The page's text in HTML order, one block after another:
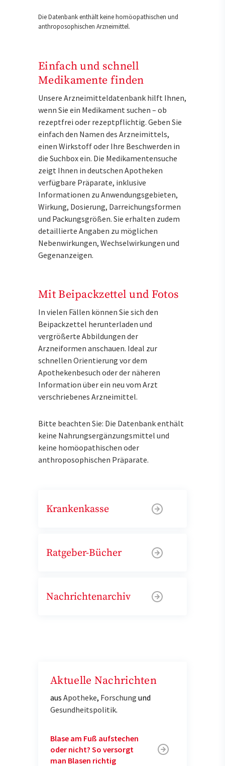
Die Datenbank enthält keine homöopathischen und
anthroposophischen Arzneimittel.
Einfach und schnell
Medikamente finden
Unsere Arzneimitteldatenbank hilft Ihnen,
wenn Sie ein Medikament suchen – ob
rezeptfrei oder rezeptpflichtig. Geben Sie
einfach den Namen des Arzneimittels,
einen Wirkstoff oder Ihre Beschwerden in
die Suchbox ein. Die Medikamentensuche
zeigt Ihnen in deutschen Apotheken
verfügbare Präparate, inklusive
Informationen zu Anwendungsgebieten,
Wirkung, Dosierung, Darreichungsformen
und Packungsgrößen. Sie erhalten zudem
detaillierte Angaben zu möglichen
Nebenwirkungen, Wechselwirkungen und
Gegenanzeigen.
Mit Beipackzettel und Fotos
In vielen Fällen können Sie sich den
Beipackzettel herunterladen und
vergrößerte Abbildungen der
Arzneiformen anschauen. Ideal zur
schnellen Orientierung vor dem
Apothekenbesuch oder der näheren
Information über ein neu vom Arzt
verschriebenes Arzneimittel.
Bitte beachten Sie: Die Datenbank enthält
keine Nahrungsergänzungsmittel und
keine homöopathischen oder
anthroposophischen Präparate.
Krankenkasse
Ratgeber-Bücher
Nachrichtenarchiv
Aktuelle Nachrichten
aus Apotheke, Forschung und
Gesundheitspolitik.
Blase am Fuß aufstechen
oder nicht? So versorgt
man Blasen richtig